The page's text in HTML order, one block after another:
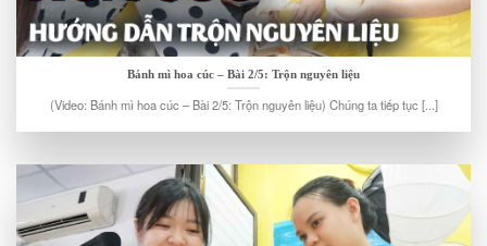
Bánh mì hoa cúc – Bài 2/5: Trộn nguyên liệu
(Video: Bánh mì hoa cúc – Bài 2/5: Trộn nguyên liệu) Chúng ta tiếp tục [...]